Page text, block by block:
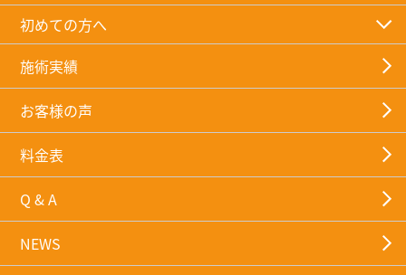
初めての方へ
施術実績
お客様の声
料金表
Q & A
NEWS